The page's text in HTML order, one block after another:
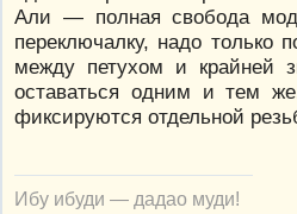
Али — полная свобода
переключалку, надо только
между петухом и крайней
оставаться одним и тем
фиксируются отдельной
Ибу ибуди — дадао муди!